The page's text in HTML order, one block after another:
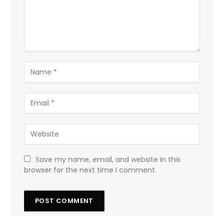
Save my name, email, and website in this
browser for the next time I comment.